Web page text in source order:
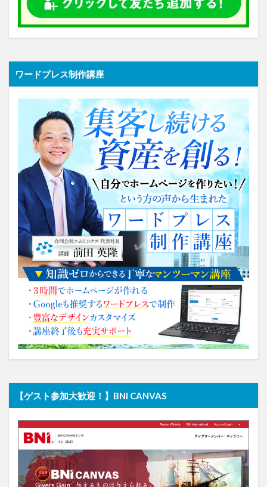
ワードプレス制作講座
【ゲスト参加大歓迎！】BNI CANVAS